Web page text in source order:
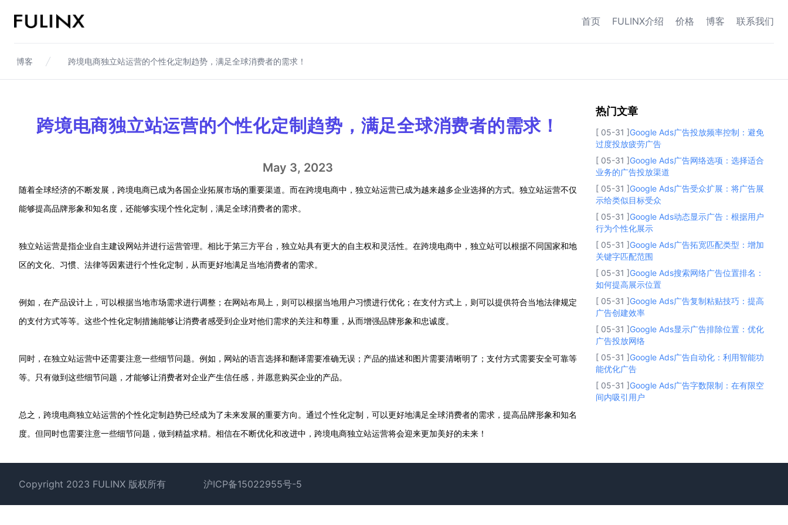
Fulinx-跨境电商独立站自建站平台 首页 FULINX介绍 价格 博客 联系我们
博客 跨境电商独立站运营的个性化定制趋势，满足全球消费者的需求！
跨境电商独立站运营的个性化定制趋势，满足全球消费者的需求！
May 3, 2023
随着全球经济的不断发展，跨境电商已成为各国企业拓展市场的重要渠道。而在跨境电商中，独立站运营已成为越来越多企业选择的方式。独立站运营不仅
能够提高品牌形象和知名度，还能够实现个性化定制，满足全球消费者的需求。
独立站运营是指企业自主建设网站并进行运营管理。相比于第三方平台，独立站具有更大的自主权和灵活性。在跨境电商中，独立站可以根据不同国家和地
区的文化、习惯、法律等因素进行个性化定制，从而更好地满足当地消费者的需求。
例如，在产品设计上，可以根据当地市场需求进行调整；在网站布局上，则可以根据当地用户习惯进行优化；在支付方式上，则可以提供符合当地法律规定
的支付方式等等。这些个性化定制措施能够让消费者感受到企业对他们需求的关注和尊重，从而增强品牌形象和忠诚度。
同时，在独立站运营中还需要注意一些细节问题。例如，网站的语言选择和翻译需要准确无误；产品的描述和图片需要清晰明了；支付方式需要安全可靠等
等。只有做到这些细节问题，才能够让消费者对企业产生信任感，并愿意购买企业的产品。
总之，跨境电商独立站运营的个性化定制趋势已经成为了未来发展的重要方向。通过个性化定制，可以更好地满足全球消费者的需求，提高品牌形象和知名
度。但同时也需要注意一些细节问题，做到精益求精。相信在不断优化和改进中，跨境电商独立站运营将会迎来更加美好的未来！
热门文章
[ 05-31 ]Google Ads广告投放频率控制：避免
过度投放疲劳广告
[ 05-31 ]Google Ads广告网络选项：选择适合
业务的广告投放渠道
[ 05-31 ]Google Ads广告受众扩展：将广告展
示给类似目标受众
[ 05-31 ]Google Ads动态显示广告：根据用户
行为个性化展示
[ 05-31 ]Google Ads广告拓宽匹配类型：增加
关键字匹配范围
[ 05-31 ]Google Ads搜索网络广告位置排名：
如何提高展示位置
[ 05-31 ]Google Ads广告复制粘贴技巧：提高
广告创建效率
[ 05-31 ]Google Ads显示广告排除位置：优化
广告投放网络
[ 05-31 ]Google Ads广告自动化：利用智能功
能优化广告
[ 05-31 ]Google Ads广告字数限制：在有限空
间内吸引用户
Copyright 2023 FULINX 版权所有 沪ICP备15022955号-5